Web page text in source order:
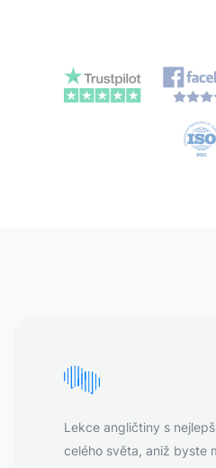
Lekce angličtiny s
celého světa, aniž byste